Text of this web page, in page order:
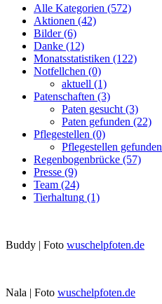
Alle Kategorien (572)
Aktionen (42)
Bilder (6)
Danke (12)
Monatsstatistiken (122)
Notfellchen (0)
aktuell (1)
Patenschaften (3)
Paten gesucht (3)
Paten gefunden (22)
Pflegestellen (0)
Pflegestellen gefunden
Regenbogenbrücke (57)
Presse (9)
Team (24)
Tierhaltung (1)
Buddy | Foto wuschelpfoten.de
Nala | Foto wuschelpfoten.de